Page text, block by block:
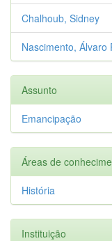
Chalhoub, Sidney
Nascimento, Álvaro
Assunto
Emancipação
Áreas de
História
Instituição